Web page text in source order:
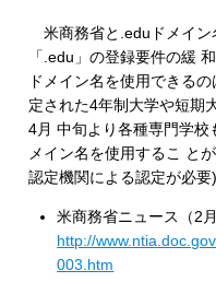
米商務省と.eduドメイン
「.edu」の登録要件の緩
ドメイン名を使用できる
定された4年制大学や短期
4月 中旬より各種専門学校
メイン名を使用するこ と
認定機関による認定が必要)
米商務省ニュース（2
http://
003.htm